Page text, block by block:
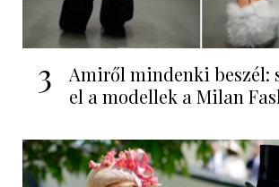
3
Amiről mindenki beszél:
el a modellek a Milan